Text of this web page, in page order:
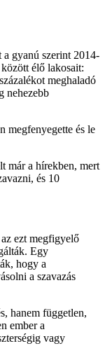
gyanú szerint 2014-
élő lakosait:
meghaladó
nehezebb
megfenyegette és le
már a hírekben, mert
és 10
ezt megfigyelő
Egy
hogy a
a szavazás
hanem független,
ember a
vagy